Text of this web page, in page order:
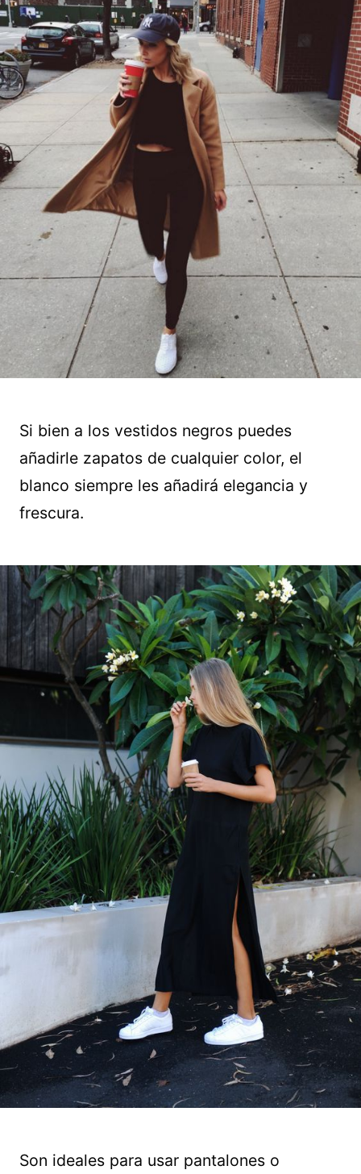
Si bien a los vestidos negros puedes
añadirle zapatos de cualquier color, el
blanco siempre les añadirá elegancia y
frescura.
Son ideales para usar pantalones o